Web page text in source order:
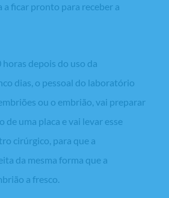
a ficar pronto para receber a
depois do uso da
dias, o pessoal do laboratório
ou o embrião, vai preparar
de uma placa e vai levar esse
cirúrgico, para que a
da mesma forma que a
a fresco.